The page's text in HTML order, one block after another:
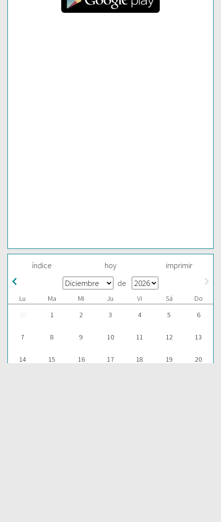
índice hoy imprimir
de
Lu Ma Mi Ju Vi Sá
Do
30
1 2 3 4 5 6
7 8 9 10 11 12 13
14 15 16 17 18 19 20